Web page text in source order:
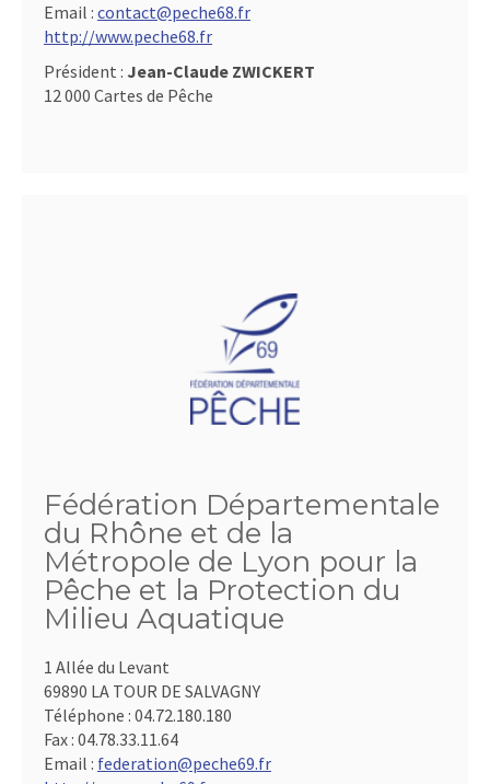
Email : contact@peche68.fr
http://www.peche68.fr
Président : Jean-Claude ZWICKERT
12 000 Cartes de Pêche
Fédération Départementale
du Rhône et de la
Métropole de Lyon pour la
Pêche et la Protection du
Milieu Aquatique
1 Allée du Levant
69890 LA TOUR DE SALVAGNY
Téléphone : 04.72.180.180
Fax : 04.78.33.11.64
Email : federation@peche69.fr